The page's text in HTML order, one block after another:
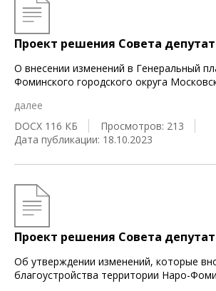
Проект решения Совета
О внесении изменений в Генеральный
Фоминского городского округа
далее
DOCX 116 КБ
Просмотров: 213
Дата публикации: 18.10.2023
Проект решения Совета
Об утверждении изменений, которые
благоустройства территории Наро-